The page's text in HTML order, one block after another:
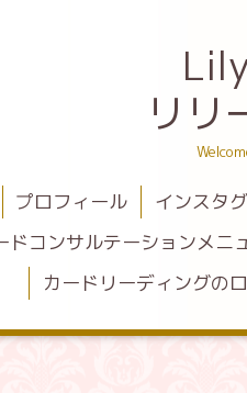
リリ
プロフィール インスタ
ドコンサルテーションメニ
カードリーディングの